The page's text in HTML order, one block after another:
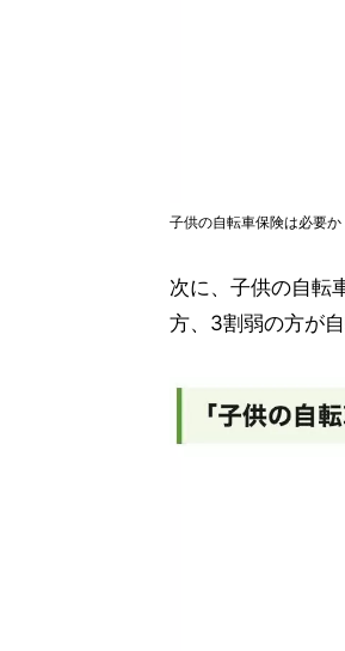
子供の自転車保険は必要か
次に、子供の自転
方、3割弱の方が